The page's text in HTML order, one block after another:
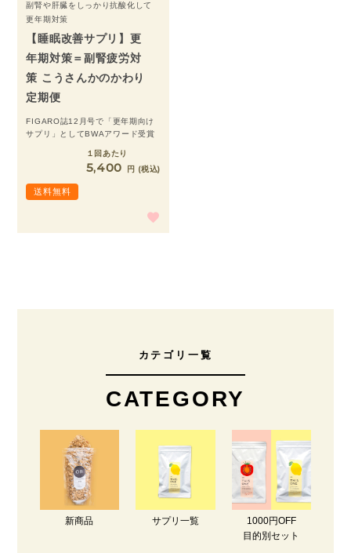
副腎や肝臓をしっかり抗酸化して
更年期対策
【睡眠改善サプリ】更
年期対策＝副腎疲労対
策 こうさんかのかわり
定期便
FIGARO誌12月号で「更年期向け
サプリ」としてBWAアワード受賞
１回あたり
5,400 税込
送料無料
カテゴリ一覧
CATEGORY
新商品 サプリ一覧
1000円OFF
目的別セット